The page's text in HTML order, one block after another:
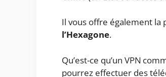
Il vous offre également la
l’Hexagone.
Qu’est-ce qu’un VPN
pourrez effectuer des